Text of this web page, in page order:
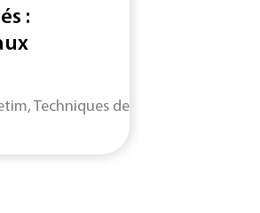
de la fatigue des matériaux.
:
Techniques de l'Ingénieur vous